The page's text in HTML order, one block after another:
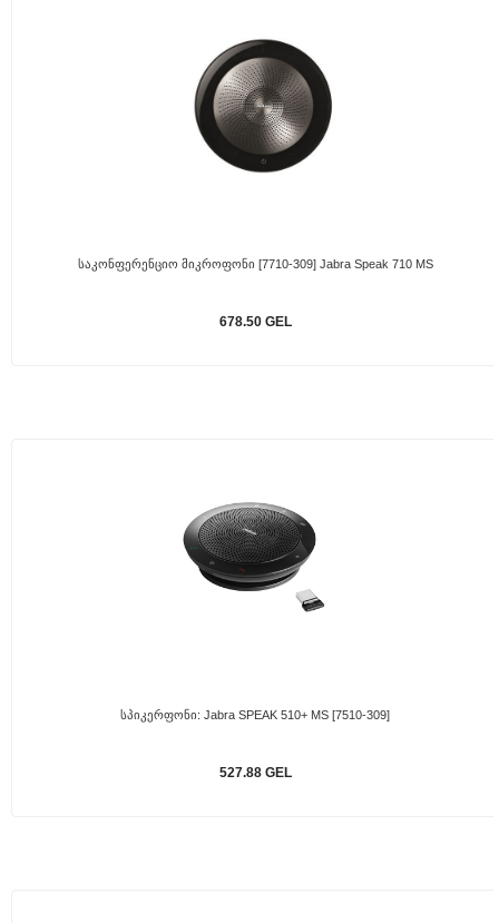
Საკონფერენციო Მიკროფონი [7710-309] Jabra Speak 710 MS
678.50 GEL
Სპიკერფონი: Jabra SPEAK 510+ MS [7510-309]
527.88 GEL